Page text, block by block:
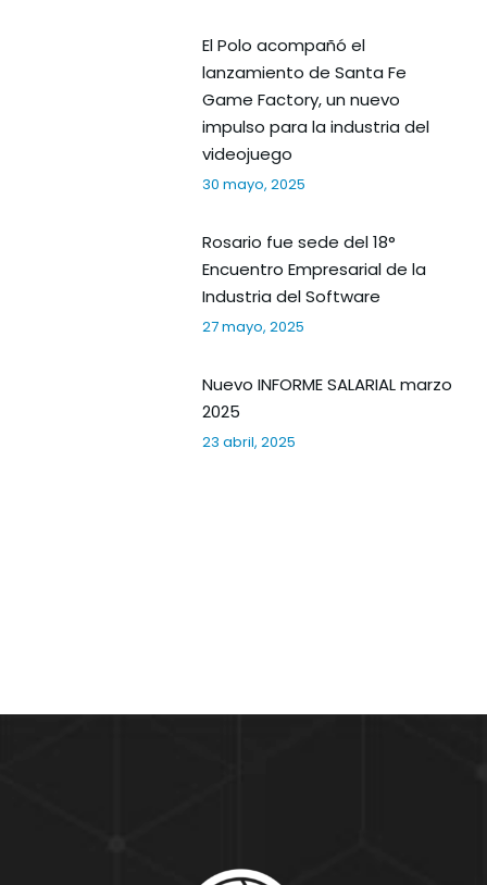
El Polo acompañó el
lanzamiento de Santa Fe
Game Factory, un nuevo
impulso para la industria del
videojuego
30 mayo, 2025
Rosario fue sede del 18°
Encuentro Empresarial de la
Industria del Software
27 mayo, 2025
Nuevo INFORME SALARIAL marzo
2025
23 abril, 2025